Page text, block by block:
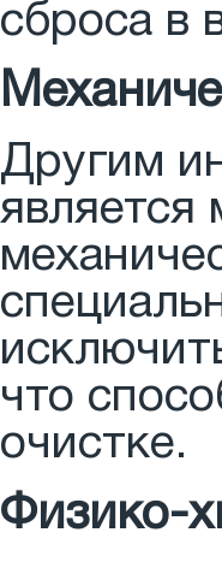
сброса в
Другим
является
что
очистке.
Физико-